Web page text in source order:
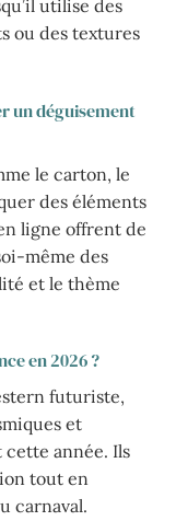
utilise des
ou des textures
un déguisement
le carton, le
des éléments
ligne offrent de
même des
et le thème
en 2026 ?
futuriste,
et
cette année. Ils
tout en
carnaval.